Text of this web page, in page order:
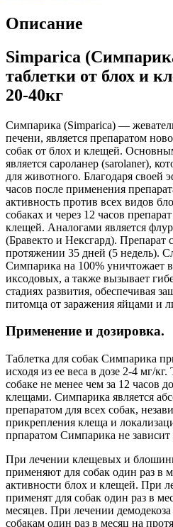
Описание
Simparica
таблетки от блох и
20-40кг
Симпарика (Simparica) ―
печени, является препаратом
собак от блох и клещей.
является сароланер (sarolaner),
для животного. Благодаря своей
часов после применения
активность против всех видов
собаках и через 12 часов
клещей. Аналогами является
(Бравекто и Нексгард). Препарат
протяжении 35 дней (5 недель).
Симпарика на 100% уничтожает
иксодовых, а также вызывает
стадиях развития, обеспечивая
питомца от заражения яйцами и
Применение и дозировка.
Таблетка для собак Симпарика
исходя из ее веса в дозе 2-4 мг/кг.
собаке не менее чем за 12 часов
клещами. Симпарика является
препаратом для всех собак,
прикрепления клеща и
прпаратом Симпарика не
При лечении клещевых и
применяют для собак один раз в
активности блох и клещей. При
применят для собак один раз в
месяцев. При лечении
собакам один раз в месяц на